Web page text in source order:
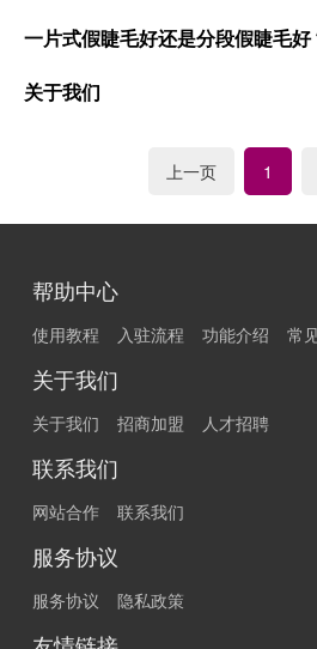
一片式假睫毛好还是分段假睫毛好
关于我们
上一页 1
帮助中心
使用教程 入驻流程 功能介绍 常
关于我们
关于我们 招商加盟 人才招聘
联系我们
网站合作 联系我们
服务协议
服务协议 隐私政策